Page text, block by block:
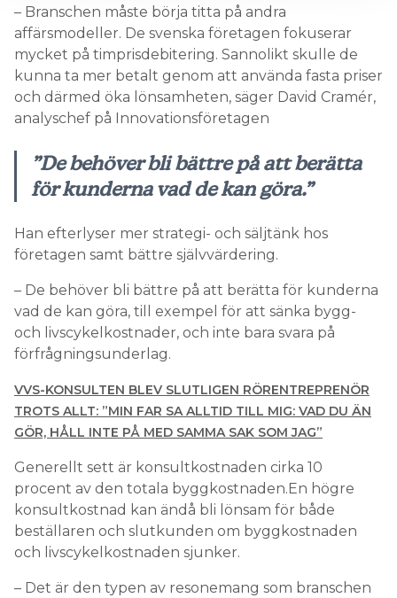
– Branschen måste börja titta på andra
affärsmodeller. De svenska företagen fokuserar
mycket på timprisdebitering. Sannolikt skulle de
kunna ta mer betalt genom att använda fasta priser
och därmed öka lönsamheten, säger David Cramér,
analyschef på Innovationsföretagen
”De behöver bli bättre på att berätta
för kunderna vad de kan göra.”
Han efterlyser mer strategi- och säljtänk hos
företagen samt bättre självvärdering.
– De behöver bli bättre på att berätta för kunderna
vad de kan göra, till exempel för att sänka bygg-
och livscykelkostnader, och inte bara svara på
förfrågningsunderlag.
VVS-KONSULTEN BLEV SLUTLIGEN RÖRENTREPRENÖR
TROTS ALLT: ”MIN FAR SA ALLTID TILL MIG: VAD DU ÄN
GÖR, HÅLL INTE PÅ MED SAMMA SAK SOM JAG”
Generellt sett är konsultkostnaden cirka 10
procent av den totala byggkostnaden.En högre
konsultkostnad kan ändå bli lönsam för både
beställaren och slutkunden om byggkostnaden
och livscykelkostnaden sjunker.
– Det är den typen av resonemang som branschen